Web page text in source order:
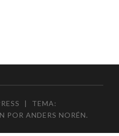
|
TEMA:
PORANDERS NORÉN.